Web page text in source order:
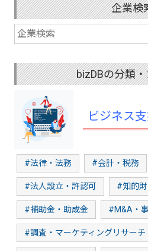
企業検
bizDBの分類
ビジネス
#法律・法務 #会計・税務
#法人設立・許認可 #知的
#補助金・助成金 #M&A・
#調査・マーケティングリサーチ